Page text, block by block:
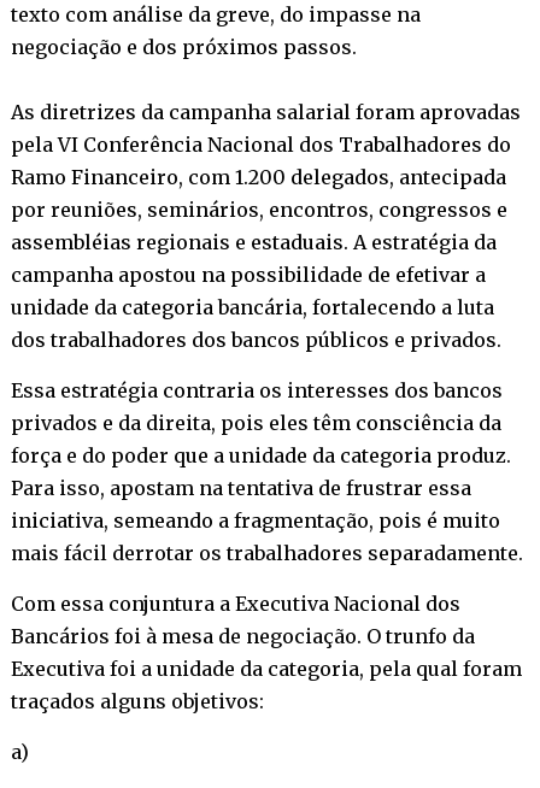
texto com análise da greve, do impasse na
negociação e dos próximos passos.
As diretrizes da campanha salarial foram aprovadas
pela VI Conferência Nacional dos Trabalhadores do
Ramo Financeiro, com 1.200 delegados, antecipada
por reuniões, seminários, encontros, congressos e
assembléias regionais e estaduais. A estratégia da
campanha apostou na possibilidade de efetivar a
unidade da categoria bancária, fortalecendo a luta
dos trabalhadores dos bancos públicos e privados.
Essa estratégia contraria os interesses dos bancos
privados e da direita, pois eles têm consciência da
força e do poder que a unidade da categoria produz.
Para isso, apostam na tentativa de frustrar essa
iniciativa, semeando a fragmentação, pois é muito
mais fácil derrotar os trabalhadores separadamente.
Com essa conjuntura a Executiva Nacional dos
Bancários foi à mesa de negociação. O trunfo da
Executiva foi a unidade da categoria, pela qual foram
traçados alguns objetivos:
a)